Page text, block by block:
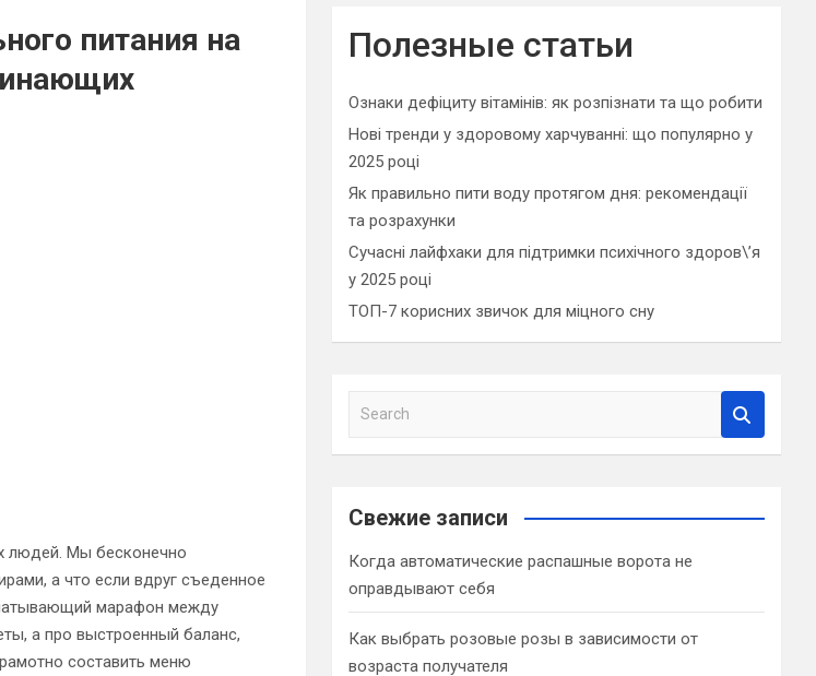
питания на
людей. Мы бесконечно
а что если вдруг съеденное
марафон между
а про выстроенный баланс,
составить меню
Полезные статьи
Ознаки дефіциту вітамінів: як розпізнати та що робити
Нові тренди у здоровому харчуванні: що популярно у
2025 році
Як правильно пити воду протягом дня: рекомендації
та розрахунки
Сучасні лайфхаки для підтримки психічного здоров\’я
у 2025 році
ТОП-7 корисних звичок для міцного сну
a
c
Свежие записи
Когда автоматические распашные ворота не
оправдывают себя
Как выбрать розовые розы в зависимости от
возраста получателя